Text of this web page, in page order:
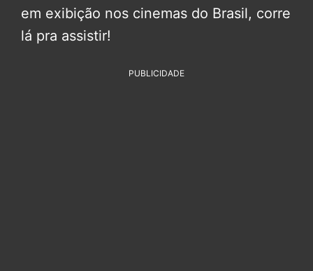
em exibição nos cinemas do Brasil, corre
lá pra assistir!
PUBLICIDADE